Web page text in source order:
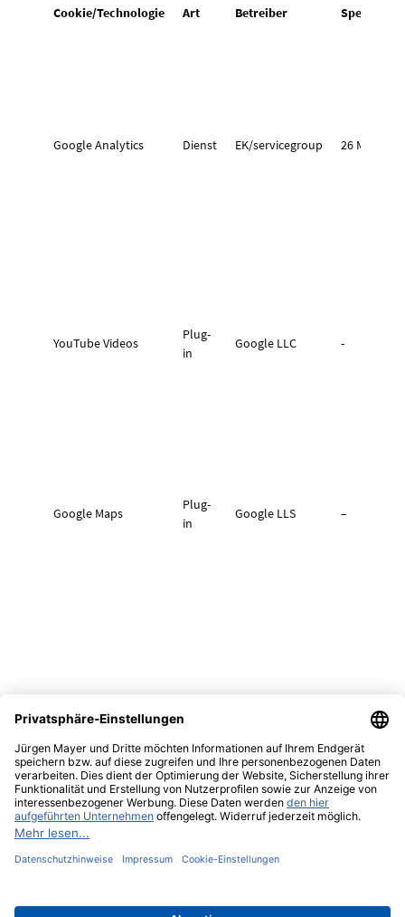
Cookie/Technologie Art Betreiber
Google Analytics Dienst EK/servicegroup 26 Monate
YouTube Videos
Plug-
in
Google LLC -
Google Maps
Plug-
in
Google LLS –
Google Ads Dienst